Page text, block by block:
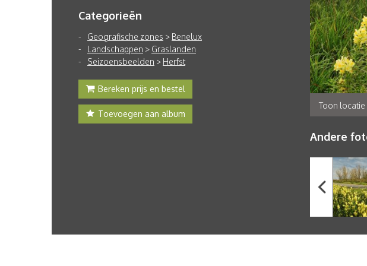
Categorieën
Geografische zones > Benelux
Landschappen > Graslanden
Seizoensbeelden > Herfst
Bereken prijs en bestel
Toevoegen aan album
Toon locatie
Andere